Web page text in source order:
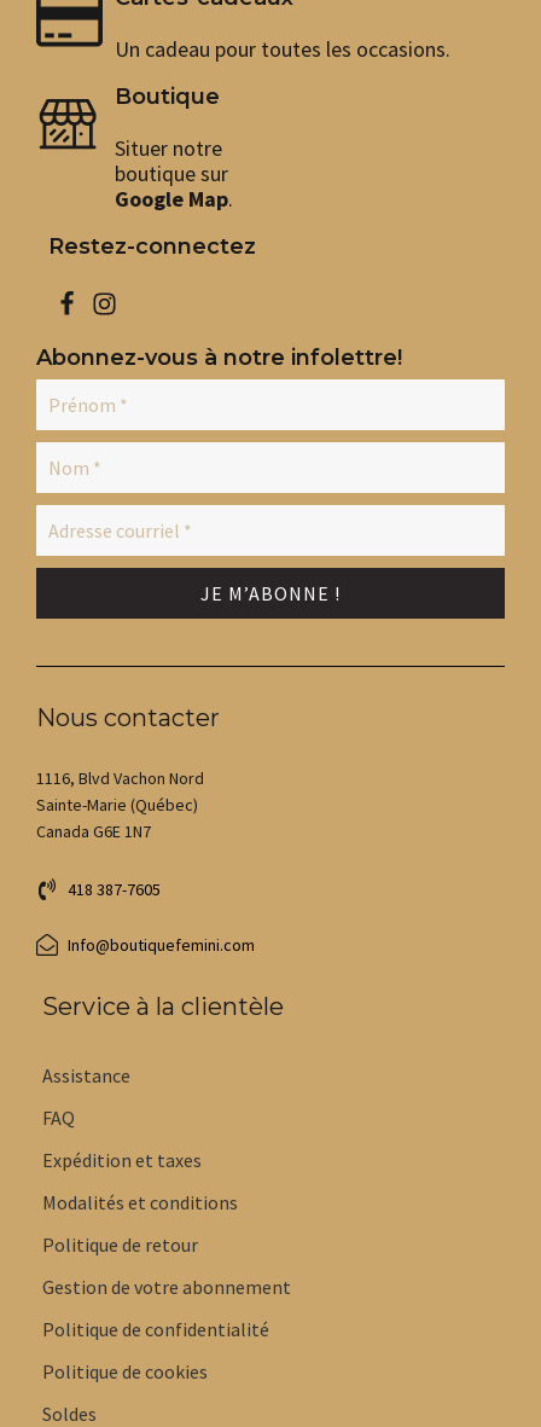
Un cadeau pour toutes les occasions.
Boutique
Situer notre
boutique sur
Google Map.
Restez-connectez
Abonnez-vous à notre infolettre!
Nous contacter
1116, Blvd Vachon Nord
Sainte-Marie (Québec)
Canada G6E 1N7
418 387-7605
Info@boutiquefemini.com
Service à la clientèle
Assistance
FAQ
Expédition et taxes
Modalités et conditions
Politique de retour
Gestion de votre abonnement
Politique de confidentialité
Politique de cookies
Soldes